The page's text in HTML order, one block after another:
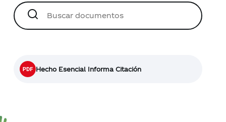
Hecho Esencial Informa Citación